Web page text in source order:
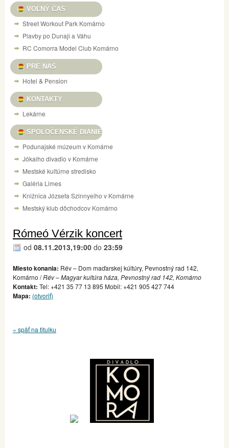
VOĽNÝ ČAS
Street Workout Park Komárno
Plavby po Dunaji a Váhu
RC Comorra Model Club Komárno
PRE NAS
Hotel & Pension
KONTAKTY
Lekárne
SPOLOČENSKÉ DIANIE
Podunajské múzeum v Komárne
Jókaiho divadlo v Komárne
Mestské kultúrne stredisko
Galéria Limes
Knižnica Józsefa Szinnyeiho v Komárne
Mestský klub dôchodcov Komárno
Rómeó Vérzik koncert
od 08.11.2013,19:00 do 23:59
Miesto konania: Rév – Dom maďarskej kúltúry, Pevnostný rad 142,
Komárno /Rév – Magyar kultúra háza, Pevnostný rad 142, Komárno
Kontakt: Tel: +421 35 77 13 895 Mobil: +421 905 427 744
Mapa: (otvoriť)
« späť na titulku